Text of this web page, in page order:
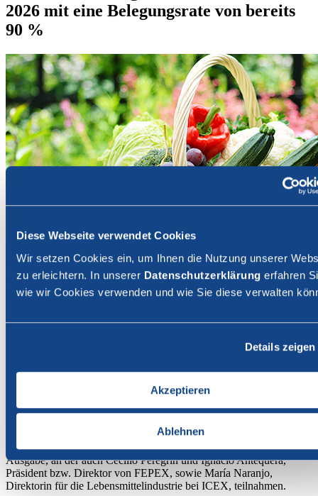
Diese Webseite verwendet Cookies
Wir setzen Cookies ein, um Ihnen die Nutzung unserer
zu erleichtern. In unserer Datenschutzerklärung erfahren
wie wir Cookies verwenden und wie Sie diese verwalten
Details zeigen
Akzeptieren
Ablehnen
2026 mit eine Belegungsrate von bereits
90 %
Branche International
(fruchthandel.de) - Vom 6. bis 8. Oktober 26 wird die Fruit
Attraction Madrid erneut zu einem weltweit bedeutenden Treffpunkt
der Obst- und Gemüsebranche machen. Die von IFEMA MADRID
eine Belegungsrate von über 90 %. Das erklärte die Direktorin
María José Sánchez in KW 19/26 bei der Präsentation der 18.
Ausgabe, an der auch Cecilio Peregrín und Ignacio Antequera,
Präsident bzw. Direktor von FEPEX, sowie María Naranjo,
Direktorin für die Lebensmittelindustrie bei ICEX, teilnahmen.